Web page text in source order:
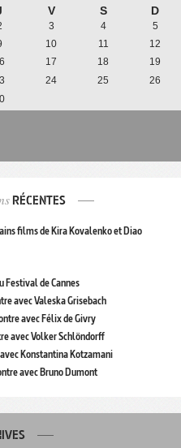
V S D
3 4
5
10 11
12
17 18
19
24 25
26
RÉCENTES
films de Kira Kovalenko et Diao
Festival de Cannes
avec Valeska Grisebach
avec Félix de Givry
avec Volker Schlöndorff
Konstantina Kotzamani
avec Bruno Dumont